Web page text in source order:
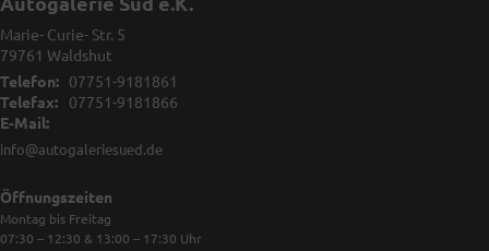
Marie- Curie- Str. 5
79761 Waldshut
Telefon:
07751-9181861
Telefax:
07751-9181866
E-Mail:
info@autogaleriesued.de
Öffnungszeiten
Montag bis Freitag
07:30 – 12:30 & 13:00 – 17:30 Uhr